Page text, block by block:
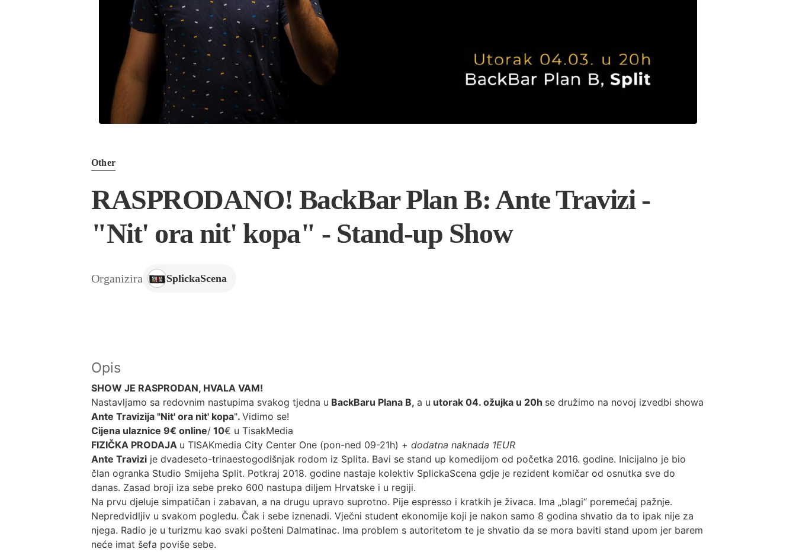
Other
RASPRODANO! BackBar Plan B: Ante Travizi -
"Nit' ora nit' kopa" - Stand-up Show
Organizira SplickaScena
Opis
SHOW JE RASPRODAN, HVALA VAM!
Nastavljamo sa redovnim nastupima svakog tjedna u BackBaru Plana B, a u utorak 04. ožujka u 20h se družimo na novoj izvedbi showa
Ante Travizija "Nit' ora nit' kopa". Vidimo se!
Cijena ulaznice 9€ online/ 10€ u TisakMedia
FIZIČKA PRODAJA u TISAKmedia City Center One (pon-ned 09-21h) + dodatna naknada 1EUR
Ante Travizi je dvadeseto-trinaestogodišnjak rodom iz Splita. Bavi se stand up komedijom od početka 2016. godine. Inicijalno je bio
član ogranka Studio Smijeha Split. Potkraj 2018. godine nastaje kolektiv SplickaScena gdje je rezident komičar od osnutka sve do
danas. Zasad broji iza sebe preko 600 nastupa diljem Hrvatske i u regiji.
Na prvu djeluje simpatičan i zabavan, a na drugu upravo suprotno. Pije espresso i kratkih je živaca. Ima „blagi“ poremećaj pažnje.
Nepredvidljiv u svakom pogledu. Čak i sebe iznenadi. Vječni student ekonomije koji je nakon samo 8 godina shvatio da to ipak nije za
njega. Radio je u turizmu kao svaki pošteni Dalmatinac. Ima problem s autoritetom te je shvatio da se mora baviti stand upom jer barem
neće imat šefa poviše sebe.